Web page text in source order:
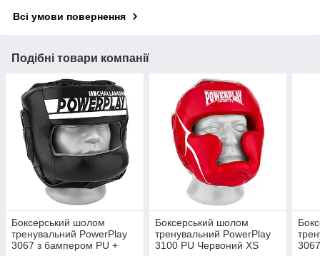
Всі умови повернення
Подібні товари компанії
Боксерський шолом
тренувальний PowerPlay
3067 з бампером PU +
Боксерський шолом
тренувальний PowerPlay
3100 PU Червоний XS